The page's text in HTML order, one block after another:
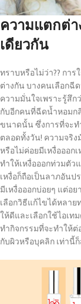
ความแตกต่
เดียวกัน
ทราบหรือไม่ว่า?? กา
ต่างกัน บางคนเลือก
ความมั่นใจเพราะรู้สึ
กับอีกคนที่ฉีดน้ำหอมก
ขนาดนั้น ซึ่งการที่จะท
ตลอดทั้งวัน! ความจริ
หรือไม่ค่อยมีเหงื่อออก
ทำให้เหงื่อออกท่วมตัว
เหงื่อก็ถือเป็นลาภอันป
มีเหงื่อออกบ่อยๆ แต่อ
เลือกวิธีแก้ไขได้หลาย
ให้ดีและเลือกใช้ไอเท
ทำกิจกรรมที่จะทำให้ต่
กับผิวหรือบุคลิก เท่านี้